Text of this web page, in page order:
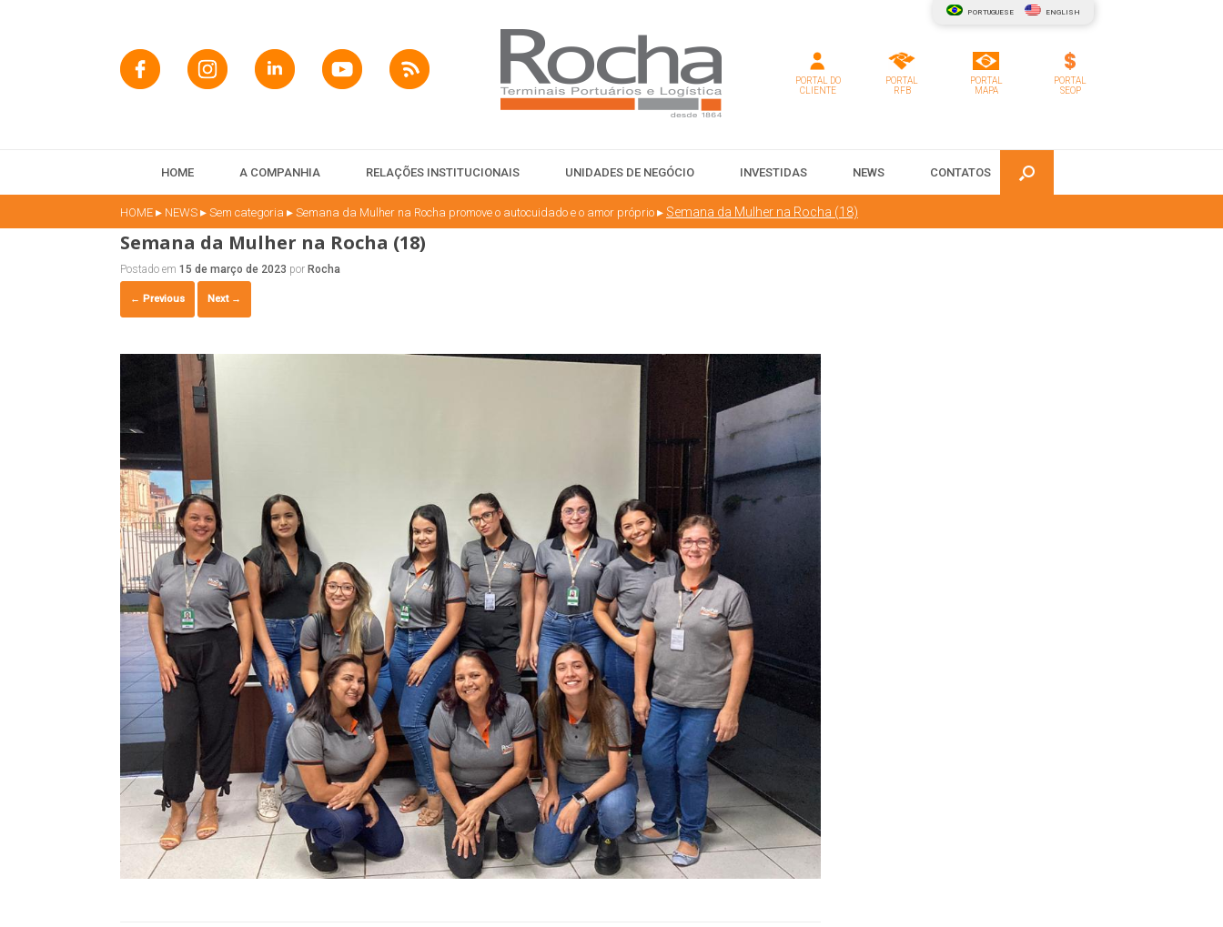
PORTUGUESE ENGLISH
PORTAL DO
CLIENTE
PORTAL
RFB
PORTAL
MAPA
PORTAL
SEOP
HOME A COMPANHIA RELAÇÕES INSTITUCIONAIS UNIDADES DE NEGÓCIO INVESTIDAS NEWS CONTATOS
HOME ▸ NEWS ▸ Sem categoria ▸ Semana da Mulher na Rocha promove o autocuidado e o amor próprio ▸ Semana da Mulher na Rocha (18)
Semana da Mulher na Rocha (18)
Postado em 15 de março de 2023 por Rocha
← Previous Next →